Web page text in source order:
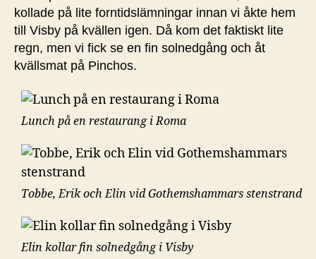
kollade på lite forntidslämningar innan vi åkte hem
till Visby på kvällen igen. Då kom det faktiskt lite
regn, men vi fick se en fin solnedgång och åt
kvällsmat på Pinchos.
Lunch på en restaurang i Roma
Tobbe, Erik och Elin vid Gothemshammars stenstrand
Elin kollar fin solnedgång i Visby